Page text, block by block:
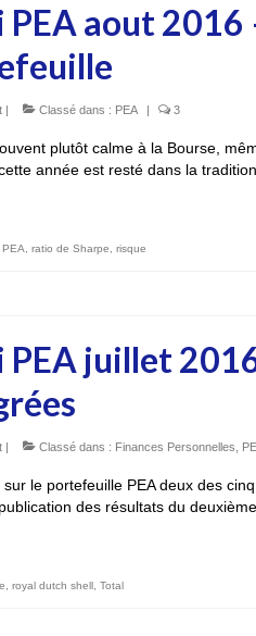
PEA aout 2016
Classé dans : PEA 3
plutôt calme à la Bourse,
année est resté dans la
PEA, ratio de Sharpe, risque
PEA juillet
Classé dans : Finances Personnelles
le portefeuille PEA deux des
des résultats du
, royal dutch shell, Total